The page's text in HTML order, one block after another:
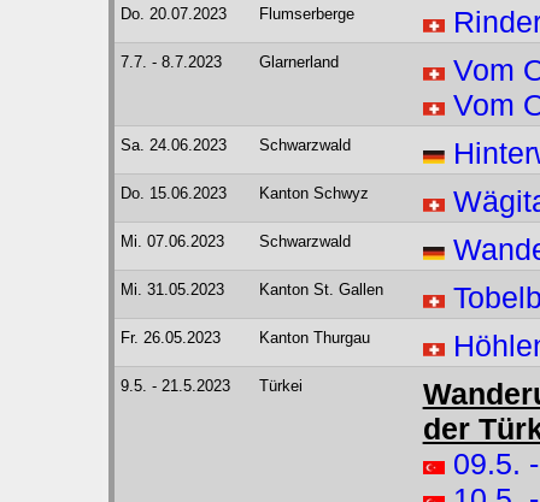
Do. 20.07.2023 Flumserberge
7.7. - 8.7.2023 Glarnerland
Vom
Vom
Sa. 24.06.2023 Schwarzwald
Do. 15.06.2023 Kanton Schwyz
Mi. 07.06.2023 Schwarzwald
Mi. 31.05.2023 Kanton St. Gallen
Fr. 26.05.2023 Kanton Thurgau
9.5. - 21.5.2023 Türkei
der
09.5.